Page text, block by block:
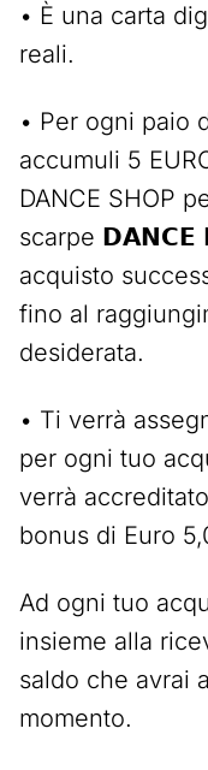
• È una carta
reali.
• Per ogni paio
accumuli 5
DANCE SHOP
scarpe 𝗗𝗔𝗡𝗖𝗘
acquisto
fino al
desiderata.
• Ti verrà
per ogni tuo
verrà
bonus di Euro
Ad ogni tuo
insieme alla
saldo che avrai
momento.